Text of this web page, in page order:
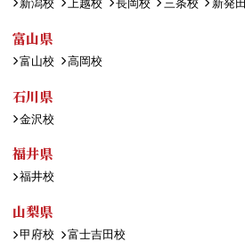
新潟校 上越校 長岡校 三条校 新発
富山県
富山校 高岡校
石川県
金沢校
福井県
福井校
山梨県
甲府校 富士吉田校